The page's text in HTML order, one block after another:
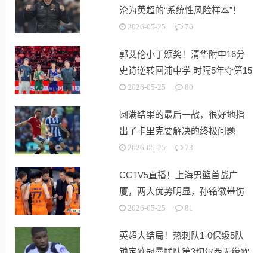
沦为英超的“系统性风险样本”！
2026-05-25 76
郭艾伦小丁颁奖！清华附中16分
史诗逆转回浦中学 时隔5年夺第15
冠2026-05-25 80
圆满结果的最后一战，很好地指
出了卡里克要解决的终极问题
2026-05-25 73
CCTV5直播！上海男篮首战广
厦，两大优势明显，孙铭徽带伤
出战！
2026-05-25 81
英超大结局！热刺队1-0保级5队